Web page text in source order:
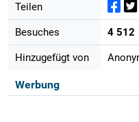
Teilen
Besuches 4 512
Hinzugefügt von
Werbung